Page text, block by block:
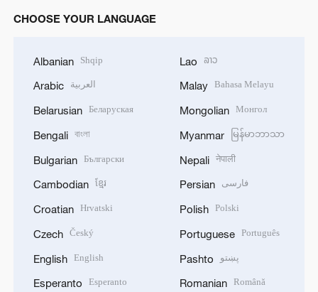
CHOOSE YOUR LANGUAGE
Albanian Shqip
Arabic العربية
Belarusian Беларуская
Bengali বাংলা
Bulgarian Български
Cambodian ខ្មែរ
Croatian Hrvatski
Czech Český
English English
Esperanto Esperanto
Lao ລາວ
Malay Bahasa Melayu
Mongolian Монгол
Myanmar မြန်မာဘာသာ
Nepali नेपाली
Persian فارسی
Polish Polski
Portuguese Português
Pashto پښتو
Romanian Română